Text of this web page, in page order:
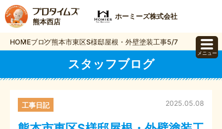
熊本西店
ホーミーズ株式会社
HOMEブログ熊本市東区S様邸屋根・外壁塗装工事5/7
スタッフブログ
2025.05.08
工事日記
メニュー